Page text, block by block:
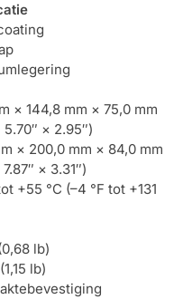
× 144,8 mm × 75,0 mm
5.70″ × 2.95″)
× 200,0 mm × 84,0 mm
7.87″ × 3.31″)
+55 °C (–4 °F tot +131
lb)
lb)